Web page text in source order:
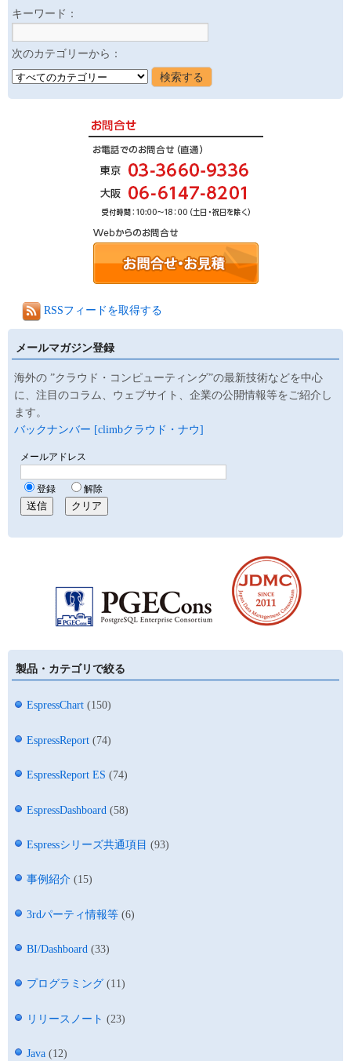
キーワード：
次のカテゴリーから：
RSSフィードを取得する
メールマガジン登録
海外の ”クラウド・コンピューティング”の最新技術などを中心
に、注目のコラム、ウェブサイト、企業の公開情報等をご紹介し
ます。
バックナンバー [climbクラウド・ナウ]
製品・カテゴリで絞る
EspressChart (150)
EspressReport (74)
EspressReport ES (74)
EspressDashboard (58)
Espressシリーズ共通項目 (93)
事例紹介 (15)
3rdパーティ情報等 (6)
BI/Dashboard (33)
プログラミング (11)
リリースノート (23)
Java (12)